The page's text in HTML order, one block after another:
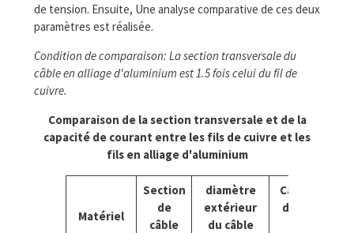
de tension. Ensuite, Une analyse comparative de ces deux
paramètres est réalisée.
Condition de comparaison: La section transversale du
câble en alliage d'aluminium est 1.5 fois celui du fil de
cuivre.
Comparaison de la section transversale et de la
capacité de courant entre les fils de cuivre et les
fils en alliage d'aluminium
Matériel
Section
de
câble
diamètre
extérieur
du câble
Capacité
de pose